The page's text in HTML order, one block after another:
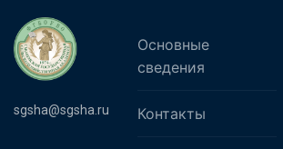
sgsha@sgsha.ru
Основные
сведения
Контакты